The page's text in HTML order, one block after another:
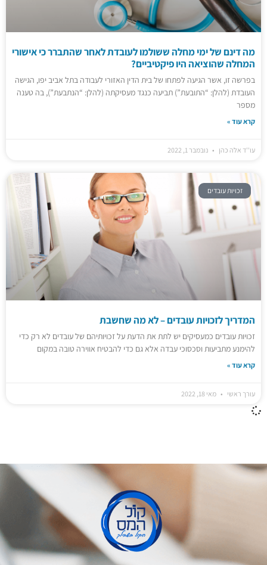
מה דינם של ימי מחלה ששולמו לעובדת לאחר שהתברר כי אישורי
המחלה שהוציאה היו פיקטיביים?
בפרשה זו, אשר הגיעה לפתחו של בית הדין האזורי לעבודה בתל אביב יפו, הגישה
העובדת (להלן: “התובעת”) תביעה כנגד מעסיקתה (להלן: “הנתבעת”), בה טענה
מספר
קרא עוד »
עו''ד אלה כהן נובמבר 1, 2022
זכויות עובדים
המדריך לזכויות עובדים – לא מה שחשבת
זכויות עובדים כמעסיקים יש לתת את הדעת על זכויותיהם של עובדים לא רק כדי
להימנע מתביעות וסכסוכי עבדה אלא גם כדי להבטיח אווירה טובה במקום
קרא עוד »
עורך ראשי מאי 18, 2022